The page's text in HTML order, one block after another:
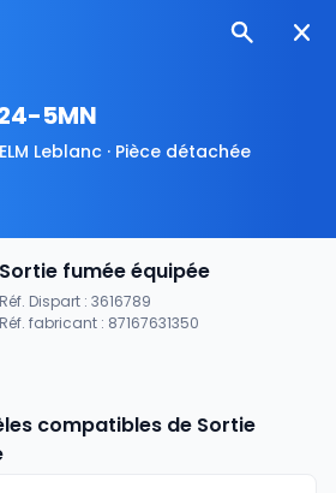
5MN
Leblanc · Pièce détachée
Sortie fumée équipée
Réf. Dispart : 3616789
Réf. fabricant : 87167631350
compatibles de Sortie